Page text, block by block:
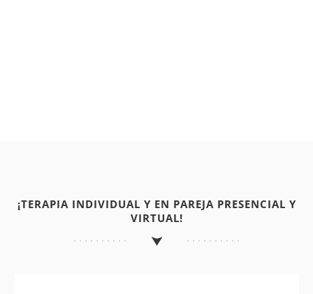
¡TERAPIA INDIVIDUAL Y EN PAREJA PRESENCIAL Y
VIRTUAL!